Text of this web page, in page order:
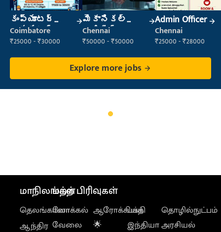
కంప్యూటర్
ఆపరేటర్
Coimbatore
₹25000 - ₹30000
మెకానికల్
ఇంజినీర్
Chennai
₹50000 - ₹50000
Admin Officer
Chennai
₹25000 - ₹28000
Explore more jobs
மாநிலங்கள்
தெலங்கானா
ஆந்திர
மற்ற பிரிவுகள்
லோக்கல்
வேலை
ஆரோக்கியம்
🌟
பக்தி
இந்தியா
தொழில்நுட்பம்
அரசியல்